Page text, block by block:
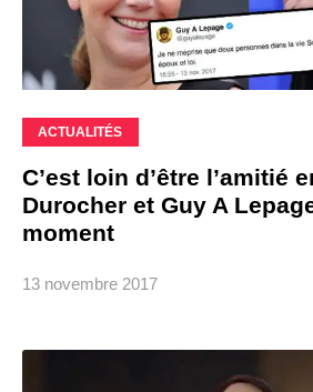
ACTUALITÉS
C’est loin d’être l’amitié
Durocher et Guy A
moment
13 novembre 2017